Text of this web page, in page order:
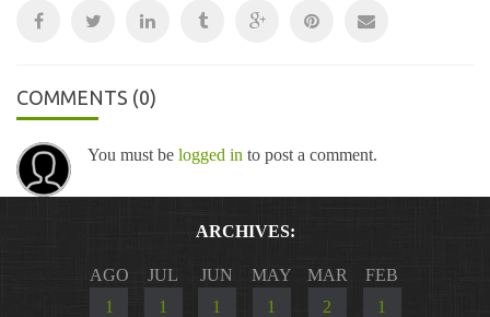
COMMENTS (0)
You must be logged in to post a comment.
ARCHIVES:
AGO
1
JUL
1
JUN
1
MAY
1
MAR
2
FEB
1